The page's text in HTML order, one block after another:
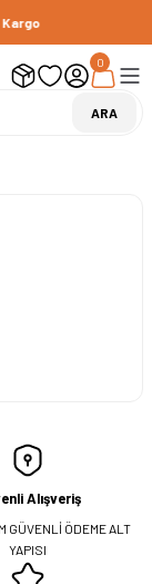
ARA
0
Alışveriş
GÜVENLİ ÖDEME ALT
YAPISI